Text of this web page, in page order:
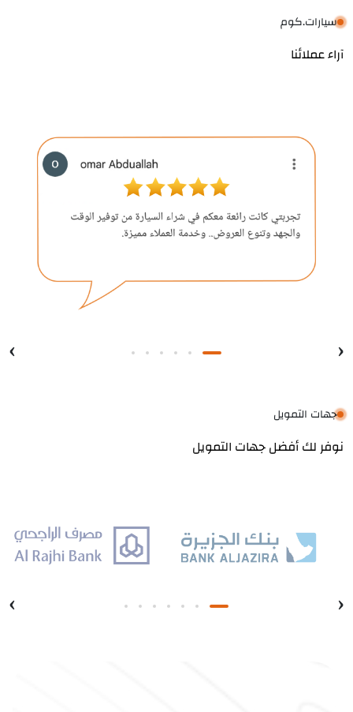
سيارات.كوم
آراء عملائنا
‹
›
جهات التمويل
نوفر لك أفضل جهات التمويل
‹
›